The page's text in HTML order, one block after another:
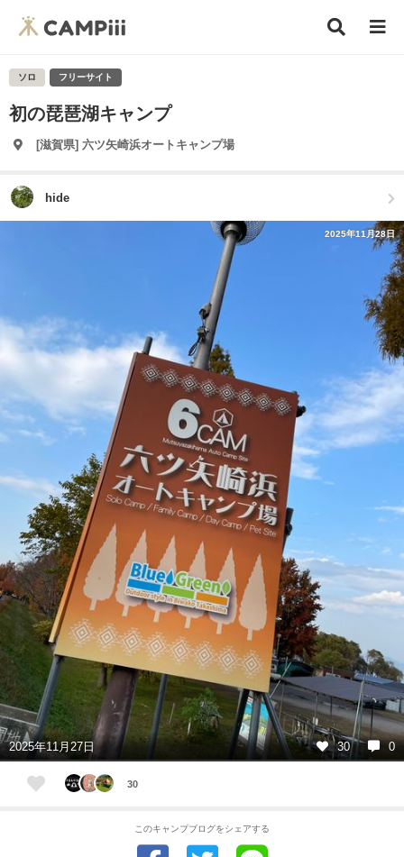
ソロ フリーサイト
初の琵琶湖キャンプ
[滋賀県] 六ツ矢崎浜オートキャンプ場
hide
2025年11月28日
2025年11月27日 30 0
30
このキャンプブログをシェアする